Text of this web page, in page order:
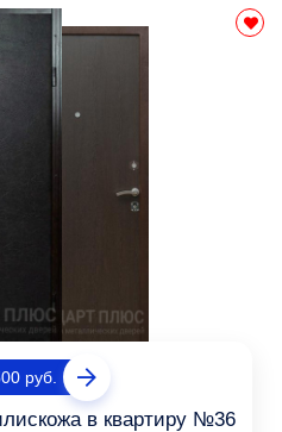
руб.
в квартиру №36